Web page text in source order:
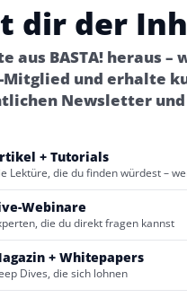
dir der
aus BASTA! heraus
Mitglied und erhalte
Newsletter
+ Tutorials
Lektüre, die du finden würdest –
Webinare
die du direkt fragen kannst
+ Whitepapers
Dives, die sich lohnen